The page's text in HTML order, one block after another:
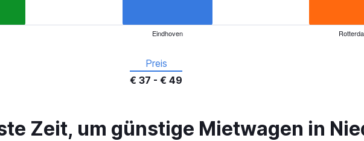
Eindhoven
Preis
€ 37 - € 49
Zeit, um günstige Mietwagen in